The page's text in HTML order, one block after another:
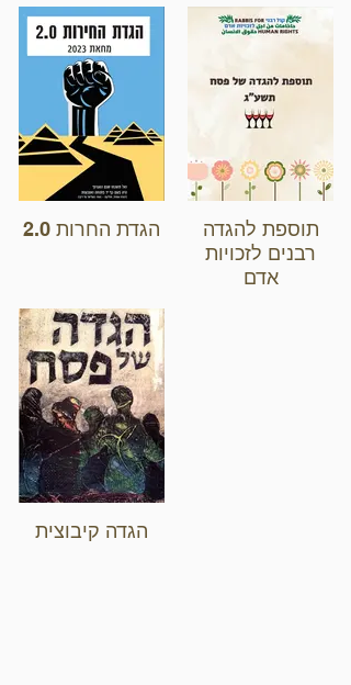
הגדת החרות 2.0
תוספת להגדה
רבנים לזכויות
אדם
הגדה קיבוצית